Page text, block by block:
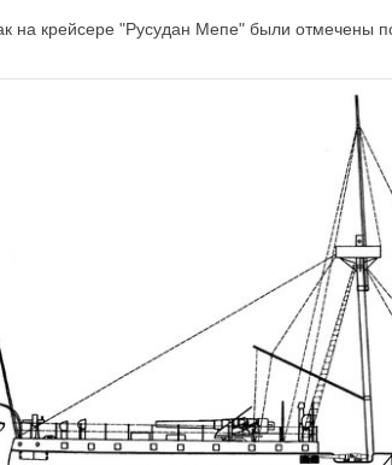
на крейсере "Русудан Мепе" были отмечены